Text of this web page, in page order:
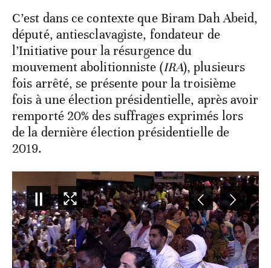
C’est dans ce contexte que Biram Dah Abeid,
député, antiesclavagiste, fondateur de
l’Initiative pour la résurgence du
mouvement abolitionniste (IRA), plusieurs
fois arrêté, se présente pour la troisième
fois à une élection présidentielle, après avoir
remporté 20% des suffrages exprimés lors
de la dernière élection présidentielle de
2019.